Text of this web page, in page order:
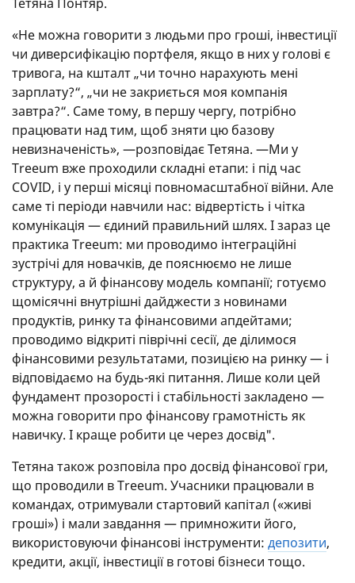
«Не можна говорити з людьми про гроші, інвестиції
чи диверсифікацію портфеля, якщо в них у голові є
тривога, на кшталт „чи точно нарахують мені
зарплату?“, „чи не закриється моя компанія
завтра?“. Саме тому, в першу чергу, потрібно
працювати над тим, щоб зняти цю базову
невизначеність», —розповідає Тетяна. —Ми у
Treeum вже проходили складні етапи: і під час
COVID, і у перші місяці повномасштабної війни. Але
саме ті періоди навчили нас: відвертість і чітка
комунікація — єдиний правильний шлях. І зараз це
практика Treeum: ми проводимо інтеграційні
зустрічі для новачків, де пояснюємо не лише
структуру, а й фінансову модель компанії; готуємо
щомісячні внутрішні дайджести з новинами
продуктів, ринку та фінансовими апдейтами;
проводимо відкриті піврічні сесії, де ділимося
фінансовими результатами, позицією на ринку — і
відповідаємо на будь-які питання. Лише коли цей
фундамент прозорості і стабільності закладено —
можна говорити про фінансову грамотність як
навичку. І краще робити це через досвід".
Тетяна також розповіла про досвід фінансової гри,
що проводили в Treeum. Учасники працювали в
командах, отримували стартовий капітал («живі
гроші») і мали завдання — примножити його,
використовуючи фінансові інструменти: депозити,
кредити, акції, інвестиції в готові бізнеси тощо.